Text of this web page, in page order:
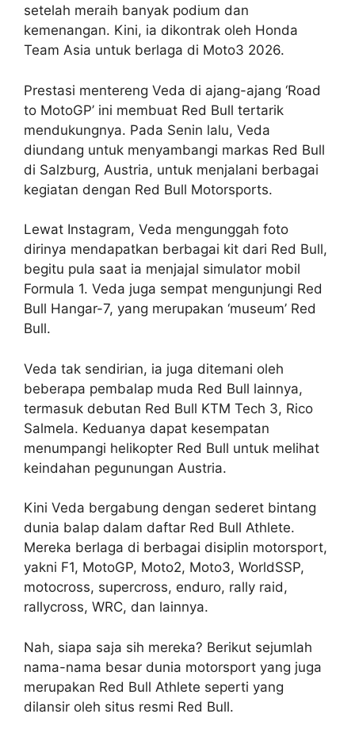
setelah meraih banyak podium dan
kemenangan. Kini, ia dikontrak oleh Honda
Team Asia untuk berlaga di Moto3 2026.
Prestasi mentereng Veda di ajang-ajang ‘Road
to MotoGP’ ini membuat Red Bull tertarik
mendukungnya. Pada Senin lalu, Veda
diundang untuk menyambangi markas Red Bull
di Salzburg, Austria, untuk menjalani berbagai
kegiatan dengan Red Bull Motorsports.
Lewat Instagram, Veda mengunggah foto
dirinya mendapatkan berbagai kit dari Red Bull,
begitu pula saat ia menjajal simulator mobil
Formula 1. Veda juga sempat mengunjungi Red
Bull Hangar-7, yang merupakan ‘museum’ Red
Bull.
Veda tak sendirian, ia juga ditemani oleh
beberapa pembalap muda Red Bull lainnya,
termasuk debutan Red Bull KTM Tech 3, Rico
Salmela. Keduanya dapat kesempatan
menumpangi helikopter Red Bull untuk melihat
keindahan pegunungan Austria.
Kini Veda bergabung dengan sederet bintang
dunia balap dalam daftar Red Bull Athlete.
Mereka berlaga di berbagai disiplin motorsport,
yakni F1, MotoGP, Moto2, Moto3, WorldSSP,
motocross, supercross, enduro, rally raid,
rallycross, WRC, dan lainnya.
Nah, siapa saja sih mereka? Berikut sejumlah
nama-nama besar dunia motorsport yang juga
merupakan Red Bull Athlete seperti yang
dilansir oleh situs resmi Red Bull.